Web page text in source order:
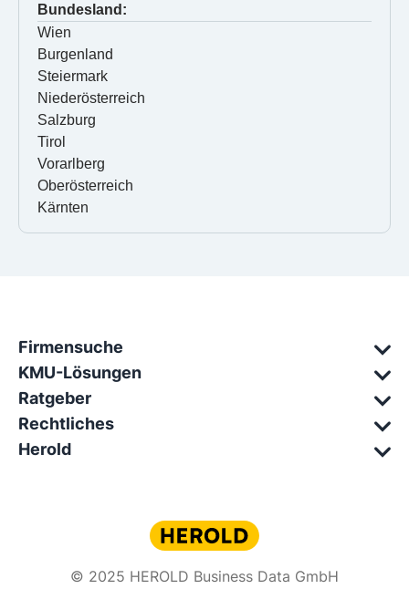
Bundesland:
Wien
Burgenland
Steiermark
Niederösterreich
Salzburg
Tirol
Vorarlberg
Oberösterreich
Kärnten
Firmensuche
KMU-Lösungen
Ratgeber
Rechtliches
Herold
© 2025 HEROLD Business Data GmbH